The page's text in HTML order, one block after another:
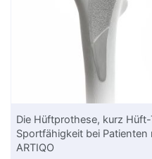
Die Hüftprothese, kurz
Sportfähigkeit bei
ARTIQO